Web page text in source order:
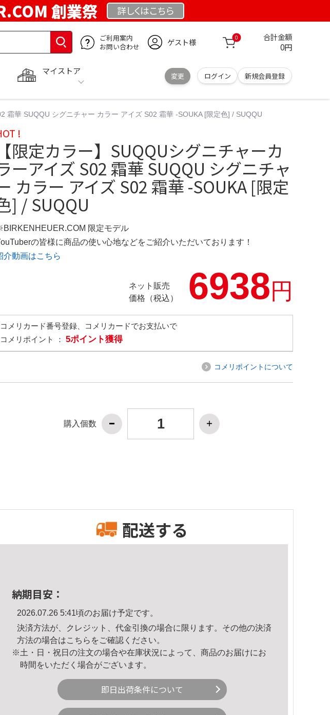
創業祭 詳しくはこちら
ご利用案内
お問い合わせ
ゲスト様 0 合計金額
0円
マイストア
変更 ログイン 新規会員登録
霜華 SUQQU シグニチャー カラー アイズ S02 霜華 -SOUKA [限定色] / SUQQU
!
【限定カラー】SUQQUシグニチャーカ
ーアイズ S02 霜華 SUQQU シグニチャ
カラー アイズ S02 霜華 -SOUKA [限定
] / SUQQU
限定モデル
の皆様に商品の使い心地などをご紹介いただいております！
介動画はこちら
ネット販売
価格（税込）
6938円
コメリカード番号登録、コメリカードでお支払いで
コメリポイント ： 5ポイント獲得
コメリポイントについて
購入個数
配送する
納期目安：
2026.07.26 5:41頃のお届け予定です。
決済方法が、クレジット、代金引換の場合に限ります。その他の決済
方法の場合はこちら をご確認ください。
※土・日・祝日の注文の場合や在庫状況によって、商品のお届けにお
時間をいただく場合がございます。
即日出荷条件について